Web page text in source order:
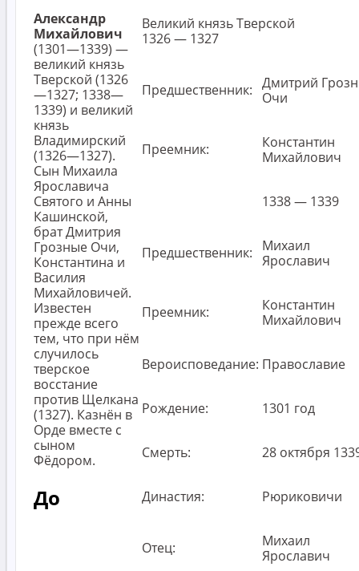
Великий князь Тверской
1326 — 1327
Предшественник: Дмитрий
Очи
Преемник:
Константин
Михайлович
1338 — 1339
Предшественник:
Михаил
Ярославич
Преемник:
Константин
Михайлович
Вероисповедание: Православие
Рождение: 1301 год
Смерть: 28 октября
Династия: Рюриковичи
Отец:
Михаил
Ярославич
Александр
Михайлович
(1301—1339) —
великий князь
Тверской (1326
—1327; 1338—
1339) и великий
князь
Владимирский
(1326—1327).
Сын Михаила
Ярославича
Святого и Анны
Кашинской,
брат Дмитрия
Грозные Очи,
Константина и
Василия
Михайловичей.
Известен
прежде всего
тем, что при нём
случилось
тверское
восстание
против Щелкана
(1327). Казнён в
Орде вместе с
сыном
Фёдором.
До